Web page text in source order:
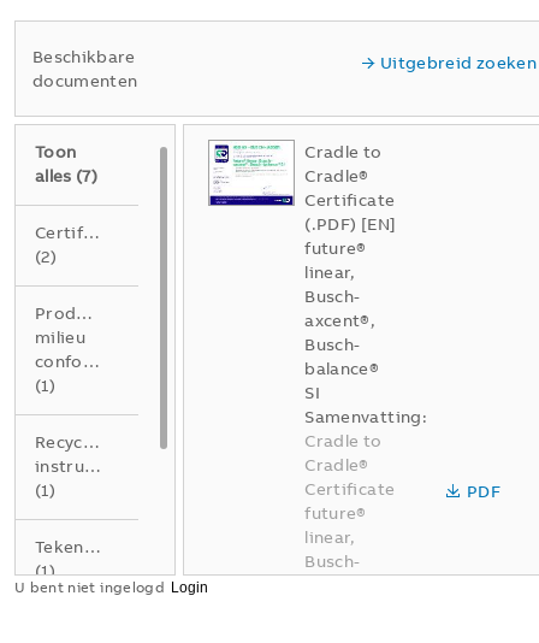
Beschikbare
documenten
Uitgebreid zoeken
Toon
alles (7)
Certificaat
(2)
Product
milieu
conformiteitsverklaring
(1)
Recycling
instructions
(1)
Tekening
(1)
Cradle to
Cradle®
Certificate
(.PDF) [EN]
future®
linear,
Busch-
axcent®,
Busch-
balance®
SI
Samenvatting:
Cradle to
Cradle®
Certificate
future®
linear,
Busch-
PDF
U bent niet ingelogd